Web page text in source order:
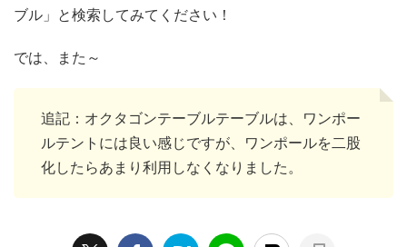
ブル」と検索してみてください！
では、また～
追記：オクタゴンテーブルテーブルは、ワンポー
ルテントには良い感じですが、ワンポールを二股
化したらあまり利用しなくなりました。